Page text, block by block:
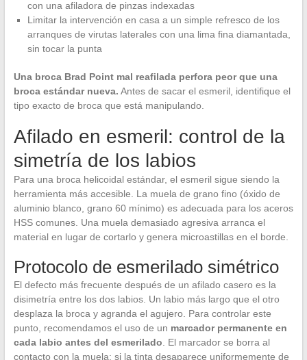
con una afiladora de pinzas indexadas
Limitar la intervención en casa a un simple refresco de los
arranques de virutas laterales con una lima fina diamantada,
sin tocar la punta
Una broca Brad Point mal reafilada perfora peor que una
broca estándar nueva. Antes de sacar el esmeril, identifique el
tipo exacto de broca que está manipulando.
Afilado en esmeril: control de la
simetría de los labios
Para una broca helicoidal estándar, el esmeril sigue siendo la
herramienta más accesible. La muela de grano fino (óxido de
aluminio blanco, grano 60 mínimo) es adecuada para los aceros
HSS comunes. Una muela demasiado agresiva arranca el
material en lugar de cortarlo y genera microastillas en el borde.
Protocolo de esmerilado simétrico
El defecto más frecuente después de un afilado casero es la
disimetría entre los dos labios. Un labio más largo que el otro
desplaza la broca y agranda el agujero. Para controlar este
punto, recomendamos el uso de un marcador permanente en
cada labio antes del esmerilado . El marcador se borra al
contacto con la muela: si la tinta desaparece uniformemente de